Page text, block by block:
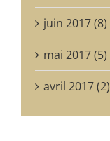
juin 2017 (8)
mai 2017 (5)
avril 2017 (2)